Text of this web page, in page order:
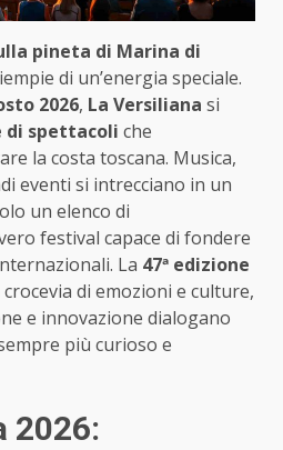
pineta di Marina di
di un’energia speciale.
2026, La Versiliana si
di spettacoli che
la costa toscana. Musica,
eventi si intrecciano in un
un elenco di
festival capace di fondere
La 47ª edizione
di emozioni e culture,
e innovazione dialogano
più curioso e
2026: